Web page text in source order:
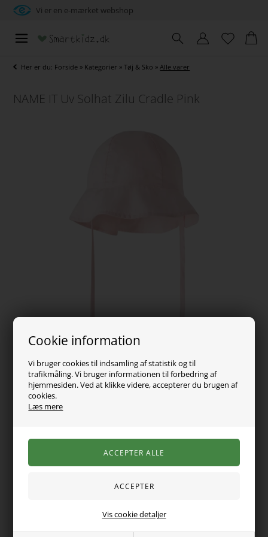
Cookie information
Vi bruger cookies til indsamling af statistik og til
trafikmåling. Vi bruger informationen til forbedring af
hjemmesiden. Ved at klikke videre, accepterer du brugen af
cookies.
Læs mere
Vis cookie detaljer
Vi er en e-mærket webshop
Her er du: Forside » Kategorier »Tøj & Sko »Alle varer
NAME IT Uv Solhat Zilu Cradle Pink
Vælg Størrelse
Lækker solhat fra Name it med UPF50+, beskyttelse mod UVA
og UVB. Solhatten er i en pæn farve og har snører som kan